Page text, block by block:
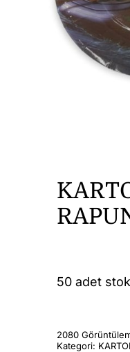
DİĞER ÜRÜNLER
50 adet
2080
Kategori: